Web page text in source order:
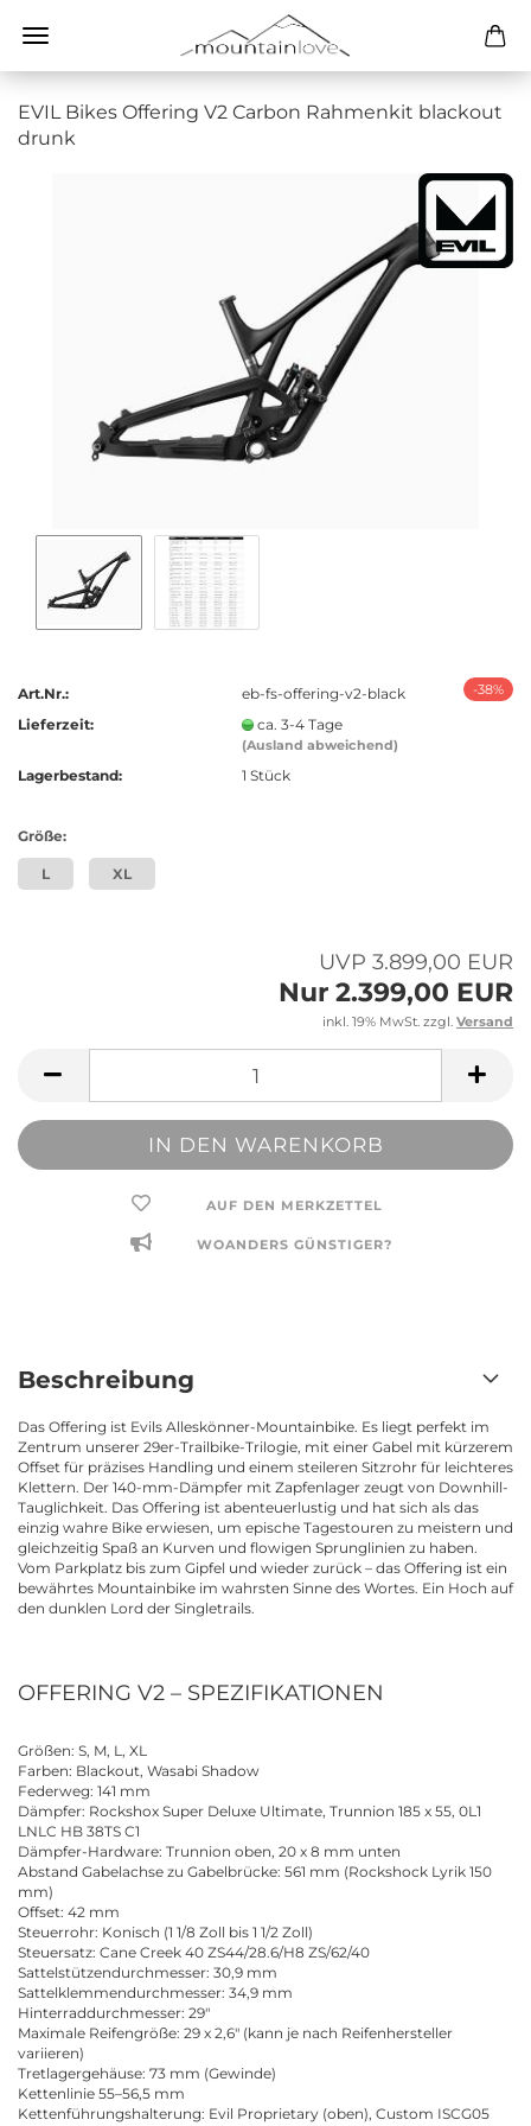
EVIL Bikes Offering V2 Carbon Rahmenkit blackout
drunk
-38%
Art.Nr.:
eb-fs-offering-v2-black
Lieferzeit:
ca. 3-4 Tage
(Ausland abweichend)
Lagerbestand: 1Stück
Größe:
L XL
UVP 3.899,00 EUR
Nur 2.399,00 EUR
inkl. 19% MwSt. zzgl. Versand
AUF DEN MERKZETTEL
WOANDERS GÜNSTIGER?
Beschreibung
Das Offering ist Evils Alleskönner-Mountainbike. Es liegt perfekt im
Zentrum unserer 29er-Trailbike-Trilogie, mit einer Gabel mit kürzerem
Offset für präzises Handling und einem steileren Sitzrohr für leichteres
Klettern. Der 140-mm-Dämpfer mit Zapfenlager zeugt von Downhill-
Tauglichkeit. Das Offering ist abenteuerlustig und hat sich als das
einzig wahre Bike erwiesen, um epische Tagestouren zu meistern und
gleichzeitig Spaß an Kurven und flowigen Sprunglinien zu haben.
Vom Parkplatz bis zum Gipfel und wieder zurück – das Offering ist ein
bewährtes Mountainbike im wahrsten Sinne des Wortes. Ein Hoch auf
den dunklen Lord der Singletrails.
OFFERING V2 – SPEZIFIKATIONEN
Größen: S, M, L, XL
Farben: Blackout, Wasabi Shadow
Federweg: 141 mm
Dämpfer: Rockshox Super Deluxe Ultimate, Trunnion 185 x 55, 0L1
LNLC HB 38TS C1
Dämpfer-Hardware: Trunnion oben, 20 x 8 mm unten
Abstand Gabelachse zu Gabelbrücke: 561 mm (Rockshock Lyrik 150
mm)
Offset: 42 mm
Steuerrohr: Konisch (1 1/8 Zoll bis 1 1/2 Zoll)
Steuersatz: Cane Creek 40 ZS44/28.6/H8 ZS/62/40
Sattelstützendurchmesser: 30,9 mm
Sattelklemmendurchmesser: 34,9 mm
Hinterraddurchmesser: 29"
Maximale Reifengröße: 29 x 2,6" (kann je nach Reifenhersteller
variieren)
Tretlagergehäuse: 73 mm (Gewinde)
Kettenlinie 55–56,5 mm
Kettenführungshalterung: Evil Proprietary (oben), Custom ISCG05